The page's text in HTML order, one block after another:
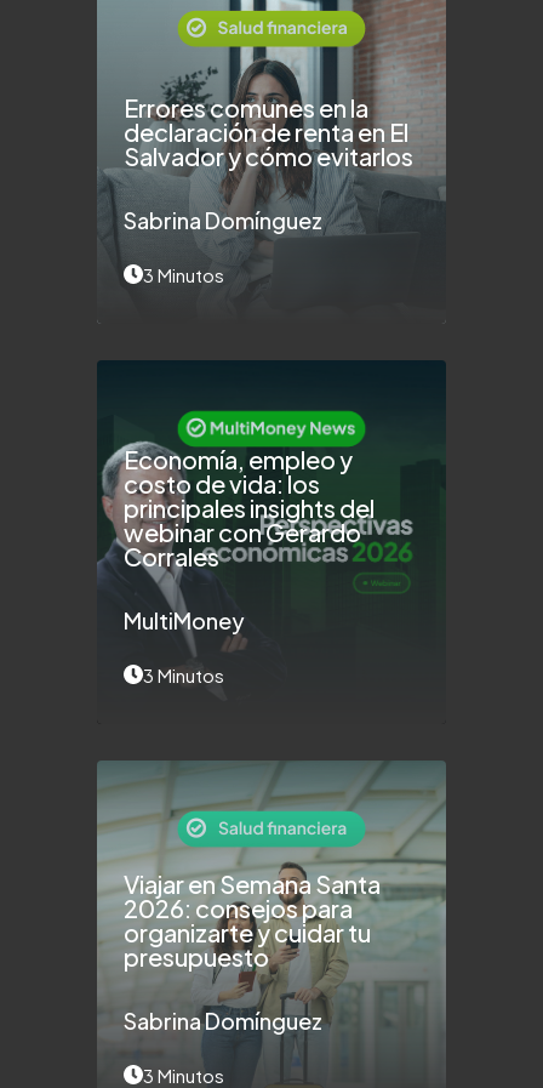
Errores comunes en la
declaración de renta en El
Salvador y cómo evitarlos
Sabrina Domínguez
3 Minutos
Economía, empleo y
costo de vida: los
principales insights del
webinar con Gerardo
Corrales
MultiMoney
3 Minutos
Viajar en Semana Santa
2026: consejos para
organizarte y cuidar tu
presupuesto
Sabrina Domínguez
3 Minutos